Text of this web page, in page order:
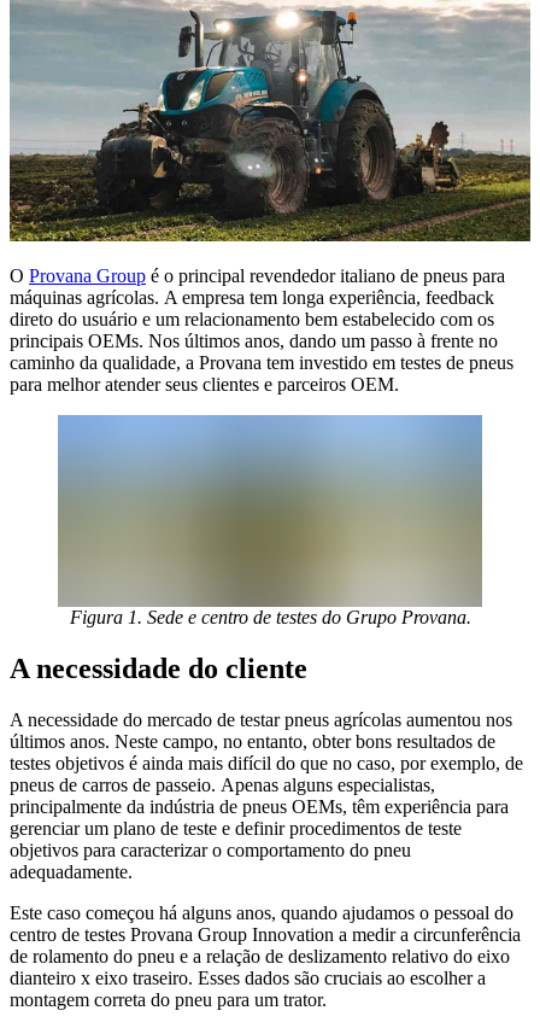
O Provana Group é o principal revendedor italiano de pneus para
máquinas agrícolas. A empresa tem longa experiência, feedback
direto do usuário e um relacionamento bem estabelecido com os
principais OEMs. Nos últimos anos, dando um passo à frente no
caminho da qualidade, a Provana tem investido em testes de pneus
para melhor atender seus clientes e parceiros OEM.
Figura 1. Sede e centro de testes do Grupo Provana.
A necessidade do cliente
A necessidade do mercado de testar pneus agrícolas aumentou nos
últimos anos. Neste campo, no entanto, obter bons resultados de
testes objetivos é ainda mais difícil do que no caso, por exemplo, de
pneus de carros de passeio. Apenas alguns especialistas,
principalmente da indústria de pneus OEMs, têm experiência para
gerenciar um plano de teste e definir procedimentos de teste
objetivos para caracterizar o comportamento do pneu
adequadamente.
Este caso começou há alguns anos, quando ajudamos o pessoal do
centro de testes Provana Group Innovation a medir a circunferência
de rolamento do pneu e a relação de deslizamento relativo do eixo
dianteiro x eixo traseiro. Esses dados são cruciais ao escolher a
montagem correta do pneu para um trator.